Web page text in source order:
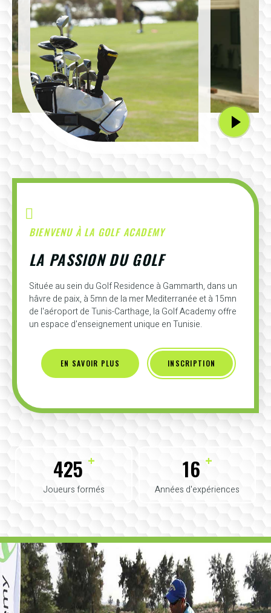
BIENVENU À LA GOLF ACADEMY
LA PASSION DU GOLF
Située au sein du Golf Residence à Gammarth, dans un
hâvre de paix, à 5mn de la mer Mediterranée et à 15mn
de l'aéroport de Tunis-Carthage, la Golf Academy offre
un espace d'enseignement unique en Tunisie.
EN SAVOIR PLUS INSCRIPTION
425 +
Joueurs formés
16 +
Années d'expériences